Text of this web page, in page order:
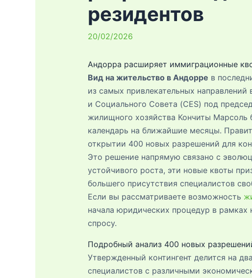
резидентов
20/02/2026
Андорра расширяет иммиграционные
Вид на жительство в Андорре в
из самых привлекательных
и Социального Совета (CES) под
жилищного хозяйства Кончиты
календарь на ближайшие месяцы.
открытии 400 новых разрешений для
Это решение напрямую связано с
устойчивого роста, эти новые квоты
большего присутствия специалистов
Если вы рассматриваете возможность
начала юридических процедур в
спросу.
Подробный анализ 400 новых
Утвержденный контингент делится на
специалистов с различными